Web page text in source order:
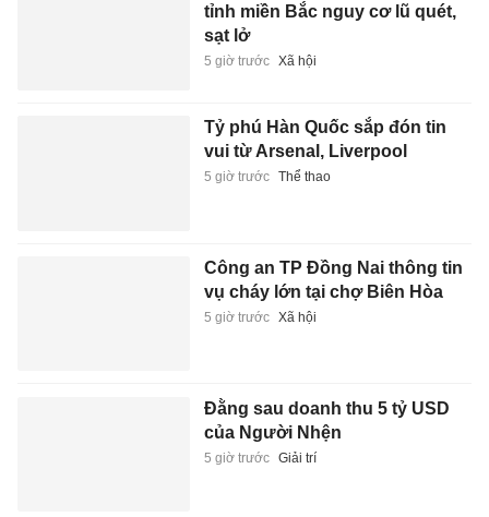
tỉnh miền Bắc nguy cơ lũ quét,
sạt lở
5 giờ trước Xã hội
Tỷ phú Hàn Quốc sắp đón tin
vui từ Arsenal, Liverpool
5 giờ trước Thể thao
Công an TP Đồng Nai thông tin
vụ cháy lớn tại chợ Biên Hòa
5 giờ trước Xã hội
Đằng sau doanh thu 5 tỷ USD
của Người Nhện
5 giờ trước Giải trí